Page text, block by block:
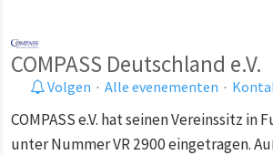
COMPASS Deutschland e.V.
Volgen · Alle evenementen ·
COMPASS e.V. hat seinen Vereinssitz in
unter Nummer VR 2900 eingetragen.